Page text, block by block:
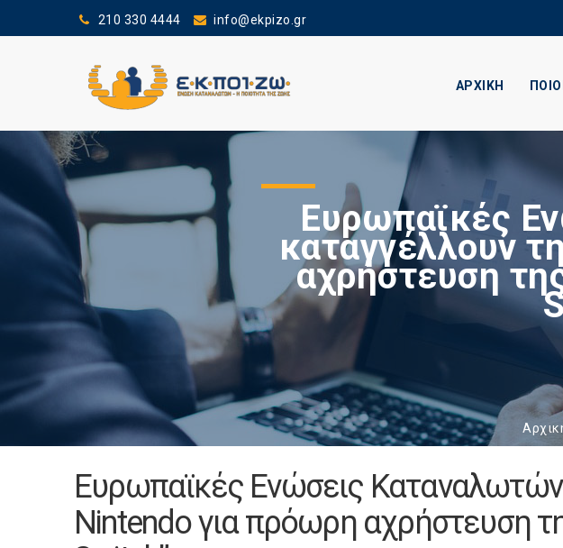
210 330 4444 info@ekpizo.gr
ΑΡΧΙΚΗ
Ευρωπαϊκές
καταγγέλλουν
αχρήστευση
Ευρωπαϊκές Ενώσεις
Nintendo για πρόωρη αχρήστευση